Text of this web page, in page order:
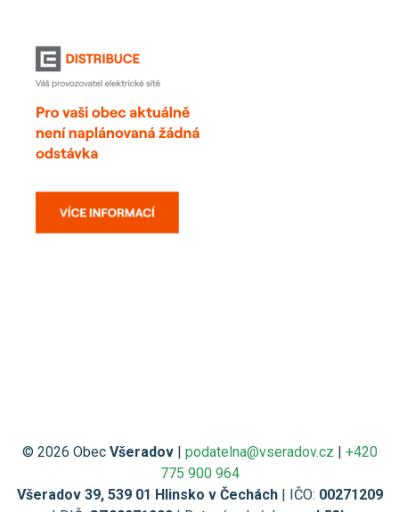
© 2026 Obec Všeradov| podatelna@vseradov.cz | +420
775 900 964
Všeradov 39, 539 01 Hlinsko v Čechách| IČO: 00271209